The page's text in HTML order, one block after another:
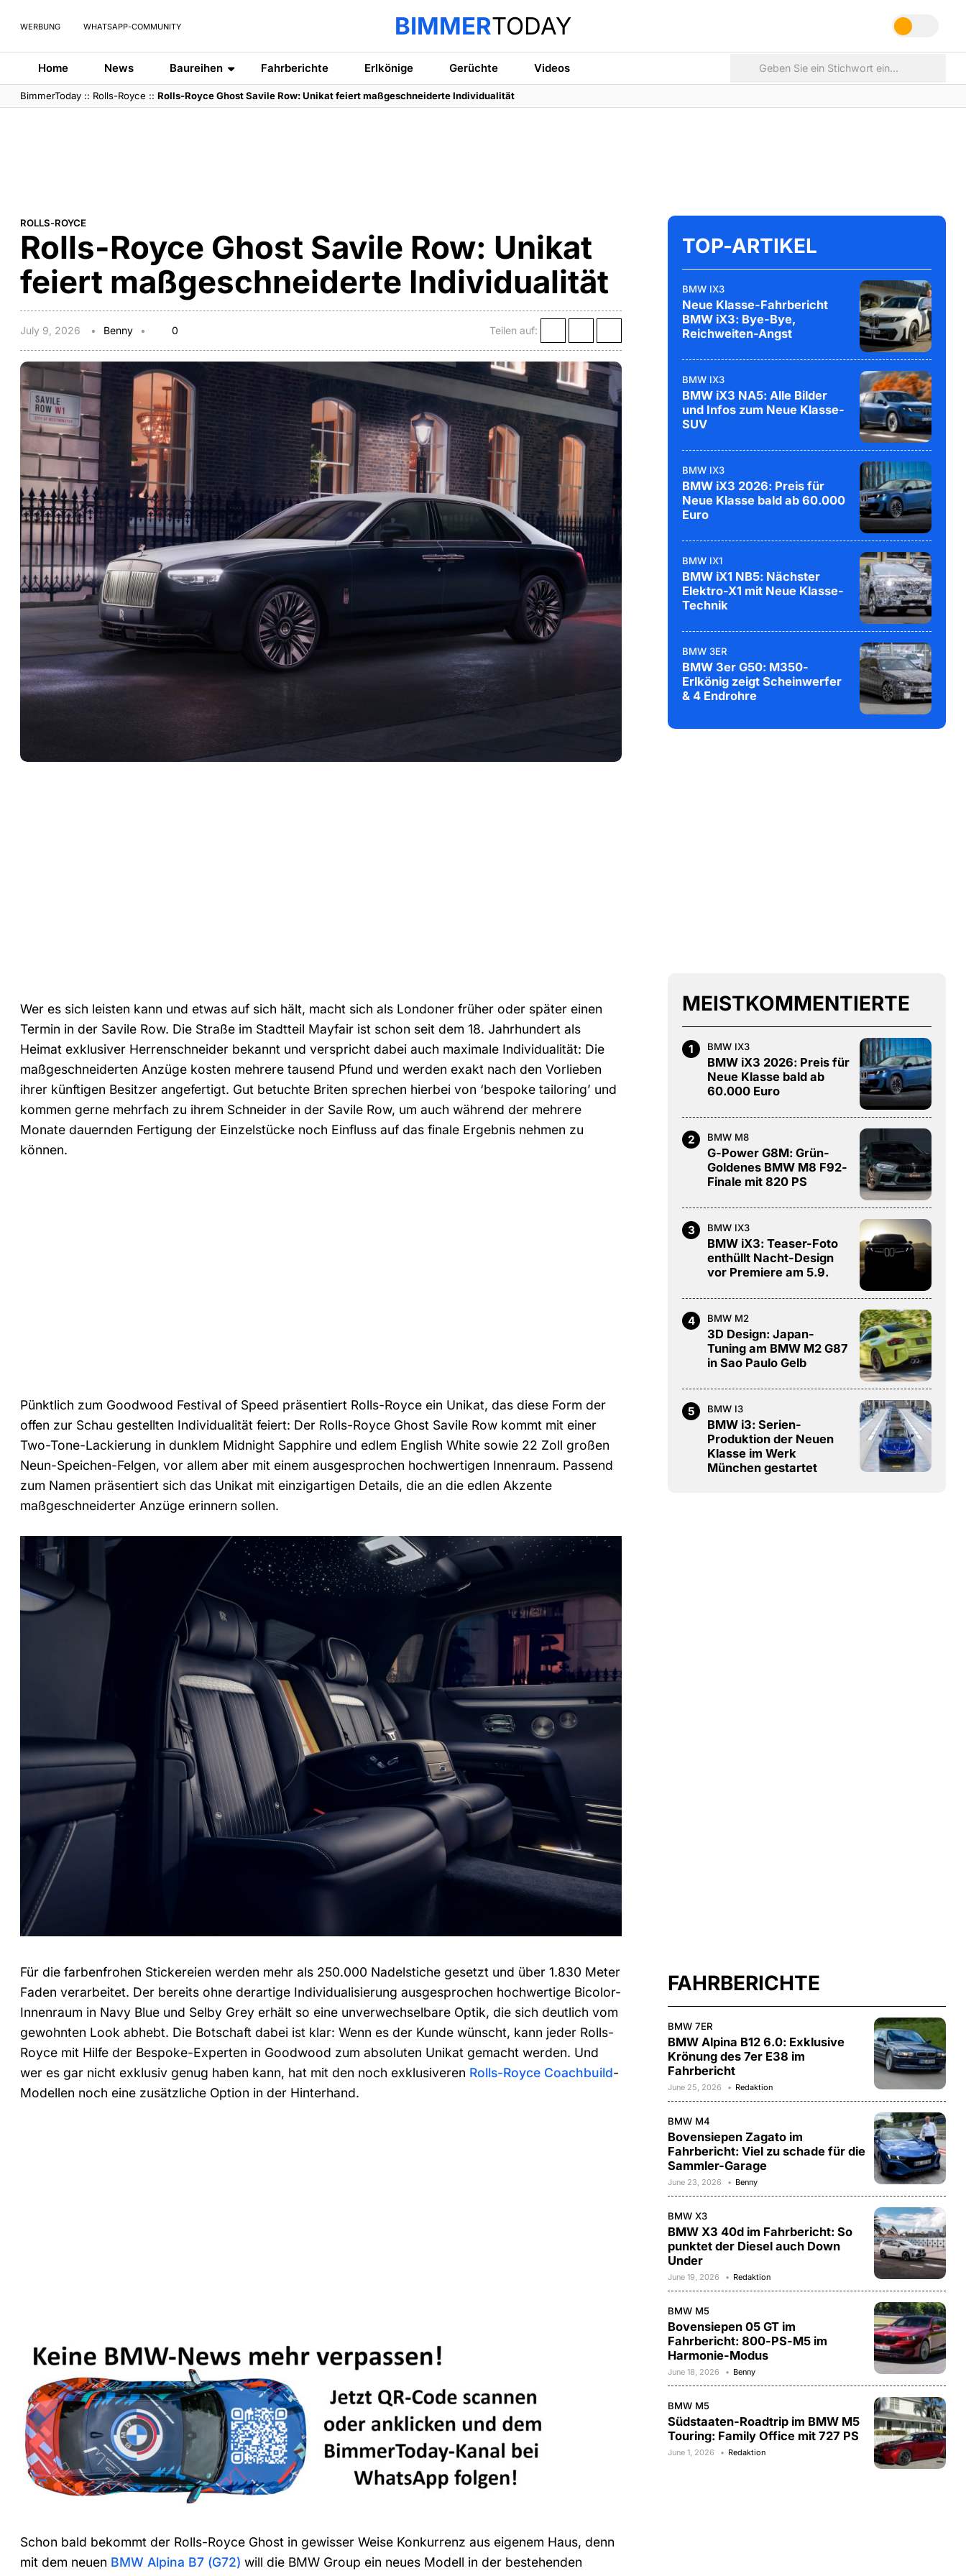
WERBUNG WHATSAPP-COMMUNITY BIMMERTODAY
Home News Baureihen Fahrberichte Erlkönige Gerüchte Videos
BimmerToday :: Rolls-Royce ::Rolls-Royce Ghost Savile Row: Unikat feiert maßgeschneiderte Individualität
ROLLS-ROYCE
Rolls-Royce Ghost Savile Row: Unikat
feiert maßgeschneiderte Individualität
July 9, 2026 Benny 0 Teilen auf:
Wer es sich leisten kann und etwas auf sich hält, macht sich als Londoner früher oder später einen
Termin in der Savile Row. Die Straße im Stadtteil Mayfair ist schon seit dem 18. Jahrhundert als
Heimat exklusiver Herrenschneider bekannt und verspricht dabei auch maximale Individualität: Die
maßgeschneiderten Anzüge kosten mehrere tausend Pfund und werden exakt nach den Vorlieben
ihrer künftigen Besitzer angefertigt. Gut betuchte Briten sprechen hierbei von ‘bespoke tailoring’ und
kommen gerne mehrfach zu ihrem Schneider in der Savile Row, um auch während der mehrere
Monate dauernden Fertigung der Einzelstücke noch Einfluss auf das finale Ergebnis nehmen zu
können.
Pünktlich zum Goodwood Festival of Speed präsentiert Rolls-Royce ein Unikat, das diese Form der
offen zur Schau gestellten Individualität feiert: Der Rolls-Royce Ghost Savile Row kommt mit einer
Two-Tone-Lackierung in dunklem Midnight Sapphire und edlem English White sowie 22 Zoll großen
Neun-Speichen-Felgen, vor allem aber mit einem ausgesprochen hochwertigen Innenraum. Passend
zum Namen präsentiert sich das Unikat mit einzigartigen Details, die an die edlen Akzente
maßgeschneiderter Anzüge erinnern sollen.
Für die farbenfrohen Stickereien werden mehr als 250.000 Nadelstiche gesetzt und über 1.830 Meter
Faden verarbeitet. Der bereits ohne derartige Individualisierung ausgesprochen hochwertige Bicolor-
Innenraum in Navy Blue und Selby Grey erhält so eine unverwechselbare Optik, die sich deutlich vom
gewohnten Look abhebt. Die Botschaft dabei ist klar: Wenn es der Kunde wünscht, kann jeder Rolls-
Royce mit Hilfe der Bespoke-Experten in Goodwood zum absoluten Unikat gemacht werden. Und
wer es gar nicht exklusiv genug haben kann, hat mit den noch exklusiveren Rolls-Royce Coachbuild-
Modellen noch eine zusätzliche Option in der Hinterhand.
Schon bald bekommt der Rolls-Royce Ghost in gewisser Weise Konkurrenz aus eigenem Haus, denn
mit dem neuen BMW Alpina B7 (G72) will die BMW Group ein neues Modell in der bestehenden
TOP-ARTIKEL
BMW IX3
Neue Klasse-Fahrbericht
BMW iX3: Bye-Bye,
Reichweiten-Angst
BMW IX3
BMW iX3 NA5: Alle Bilder
und Infos zum Neue Klasse-
SUV
BMW IX3
BMW iX3 2026: Preis für
Neue Klasse bald ab 60.000
Euro
BMW IX1
BMW iX1 NB5: Nächster
Elektro-X1 mit Neue Klasse-
Technik
BMW 3ER
BMW 3er G50: M350-
Erlkönig zeigt Scheinwerfer
& 4 Endrohre
MEISTKOMMENTIERTE
1 BMW IX3
BMW iX3 2026: Preis für
Neue Klasse bald ab
60.000 Euro
2 BMW M8
G-Power G8M: Grün-
Goldenes BMW M8 F92-
Finale mit 820 PS
3 BMW IX3
BMW iX3: Teaser-Foto
enthüllt Nacht-Design
vor Premiere am 5.9.
4 BMW M2
3D Design: Japan-
Tuning am BMW M2 G87
in Sao Paulo Gelb
5 BMW I3
BMW i3: Serien-
Produktion der Neuen
Klasse im Werk
München gestartet
FAHRBERICHTE
BMW 7ER
BMW Alpina B12 6.0: Exklusive
Krönung des 7er E38 im
Fahrbericht
June 25, 2026 Redaktion
BMW M4
Bovensiepen Zagato im
Fahrbericht: Viel zu schade für die
Sammler-Garage
June 23, 2026 Benny
BMW X3
BMW X3 40d im Fahrbericht: So
punktet der Diesel auch Down
Under
June 19, 2026 Redaktion
BMW M5
Bovensiepen 05 GT im
Fahrbericht: 800-PS-M5 im
Harmonie-Modus
June 18, 2026 Benny
BMW M5
Südstaaten-Roadtrip im BMW M5
Touring: Family Office mit 727 PS
June 1, 2026 Redaktion